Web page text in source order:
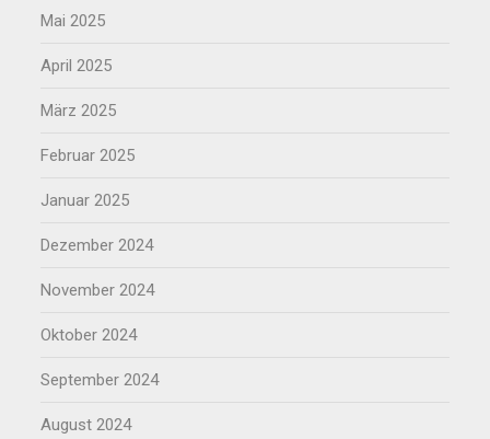
Mai 2025
April 2025
März 2025
Februar 2025
Januar 2025
Dezember 2024
November 2024
Oktober 2024
September 2024
August 2024